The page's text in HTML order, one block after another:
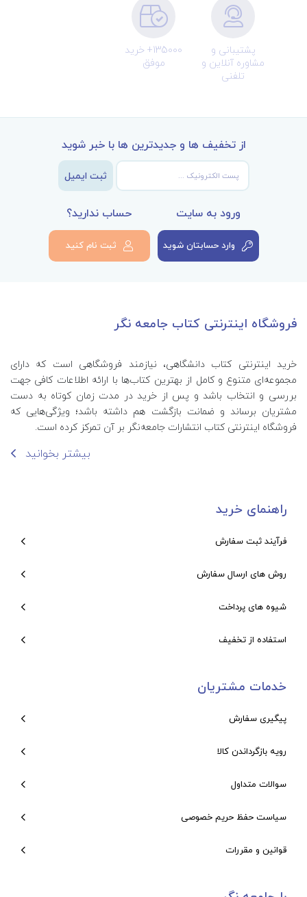
پشتیبانی و
مشاوره آنلاین و
تلفنی
135000+ خرید
موفق
از تخفیف ها و جدیدترین ها با خبر شوید
ثبت ایمیل
ورود به سایت
وارد حسابتان شوید
حساب ندارید؟
ثبت نام کنید
فروشگاه اینترنتی کتاب جامعه نگر
خرید اینترنتی کتاب‌ دانشگاهی، نیازمند فروشگاهی است که دارای
مجموعه‌ای متنوع و کامل از بهترین کتاب‌ها با ارائه اطلاعات کافی جهت
بررسی و انتخاب باشد و پس از خرید در مدت زمان کوتاه به دست
مشتریان برساند و ضمانت بازگشت هم داشته باشد؛ ویژگی‌هایی که
فروشگاه اینترنتی کتاب انتشارات جامعه‌نگر بر آن تمرکز کرده است.
بیشتر بخوانید
راهنمای خرید
فرآیند ثبت سفارش
روش های ارسال سفارش
شیوه های پرداخت
استفاده از تخفیف
خدمات مشتریان
پیگیری سفارش
رویه بازگرداندن کالا
سوالات متداول
سیاست حفظ حریم خصوصی
قوانین و مقررات